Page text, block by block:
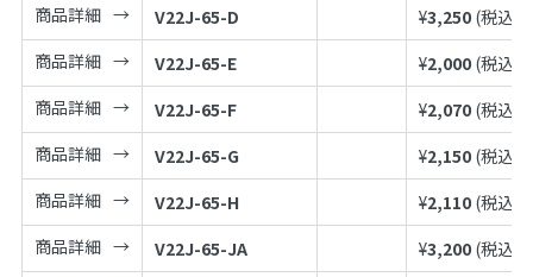
商品詳細
V22J-65-D ¥3,250 (税込¥
商品詳細
V22J-65-E ¥2,000 (税込¥
商品詳細
V22J-65-F ¥2,070 (税込¥
商品詳細
V22J-65-G ¥2,150 (税込¥
商品詳細
V22J-65-H ¥2,110 (税込¥
商品詳細
V22J-65-JA ¥3,200 (税込¥